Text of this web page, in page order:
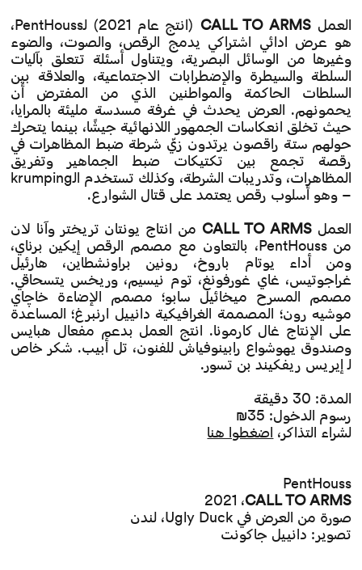
العمل CALL TO ARMS
(انتج عام 2021) لـPentHouss،
هو عرض ادائي اشتراكي يدمج الرقص، والصوت، والضوء
وغيرها من الوسائل البصرية، ويتناول أسئلة تتعلق بآليات
السلطة والسيطرة والإضطرابات الاجتماعية، والعلاقة بين
السلطات الحاكمة والمواطنين الذي من المفترض أن
يحمونهم. العرض يحدث في غرفة مسدسة مليئة بالمرايا،
حيث تخلق انعكاسات الجمهور اللانهائية جيشًا، بينما يتحرك
حولهم ستة راقصون يرتدون زيّ شرطة ضبط المظاهرات في
رقصة تجمع بين تكتيكات ضبط الجماهير وتفريق
المظاهرات، وتدريبات الشرطة، وكذلك تستخدم الـkrumping
– وهو أسلوب رقص يعتمد على قتال الشوارع.
العمل CALL TO ARMS من انتاج يونتان تريختر وآنا لان
من PentHouss، بالتعاون مع مصمم الرقص إيكين برناي،
ومن أداء يوتام باروخ، رونين براونشطاين، هارئيل
غراجوتيس، غاي غورفونغ، توم نيسيم، وريخس يتسحاقي.
مصمم المسرح ميخائيل سابو؛ مصمم الإضاءة خاچاي
موشيه رون؛ المصممة الغرافيكية دانييل ارنبرغ؛ المساعدة
على الإنتاج غال كارمونا. انتج العمل بدعم مفعال هبايس
وصندوق يهوشواع رابينوفياش للفنون، تل أبيب. شكر خاص
لـ إيريس ريفكيند بن تسور.
المدة: 30 دقيقة
رسوم الدخول: 35₪
لشراء التذاكر، اضغطوا هنا
PentHouss
2021 ،CALL TO ARMS
صورة من العرض في Ugly Duck، لندن
تصوير: دانييل جاكونت